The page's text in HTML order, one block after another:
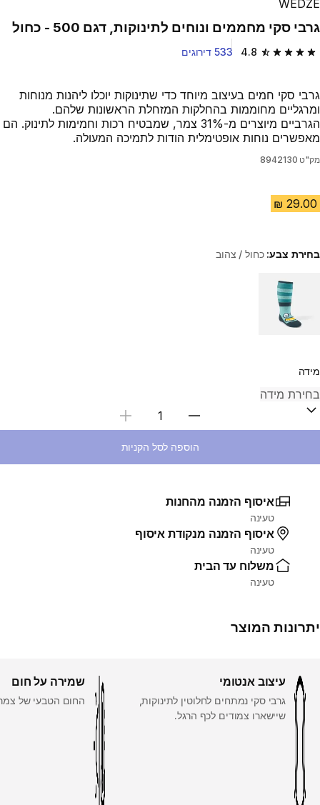
WEDZE
גרבי סקי מחממים ונוחים לתינוקות, דגם 500 - כחול
4.8 4.8 out of 5 stars from 533 reviews 533 דירוגים
גרבי סקי חמים בעיצוב מיוחד כדי שתינוקות יוכלו ליהנות מנוחות
ומרגליים מחוממות בהחלקות המזחלת הראשונות שלהם.
הגרביים מיוצרים מ-31% צמר, שמבטיח רכות וחמימות לתינוק. הם
מאפשרים נוחות אופטימלית הודות לתמיכה המעולה.
מק"ט 8942130
בחירת צבע:כחול / צהוב
Choose a variant
מידה
בחירת כמות
הוספה לסל הקניות
איסוף הזמנה מהחנות
טעינה
איסוף הזמנה מנקודת איסוף
טעינה
משלוח עד הבית
טעינה
יתרונות המוצר
עיצוב אנטומי
גרבי סקי נמתחים לחלוטין לתינוקות,
שיישארו צמודים לכף הרגל.
שמירה על חום
החום הטבעי של צמר